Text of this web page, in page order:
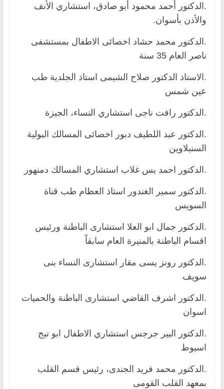
.الدكتور أحمد محمود أبو صادق، استشاري الأنف
والأذن بأسوان.
.الدكتور محمد حشاد اخصائى الاطفال بمستشفى
ناصر العام 35 سنة
.الاستاذ الدكتور صلاح الشيمى استاذ الجلدية طب
عين شمس
.الدكتور رافت ناجى استشاري النساء، الجيزة
.الدكتور عبد اللطيف دبور اخصائى المسالك البولية
السنبلاوين
.الدكتور احمد يس غلاب استشاري المسالك دمنهور
.الدكتور سمير الغندور استاذ العظام طب قناة
السويس
.الدكتور جمال ابو العلا استشارى الباطنة ورئيس
اقسام الباطنة بالمنيرة العام سابقاً
.الدكتور رونز يسى مقار استشارى النساء بنى
سويف
.الدكتور اشرف القاضي استشارى الباطنة والحميات
اسوان
.الدكتور البير جرجس استشاري الاطفال ابو تيج
اسيوط
.الدكتور محمد فريد الجندى، رئيس قسم القلب
بمعهد القلب القومى